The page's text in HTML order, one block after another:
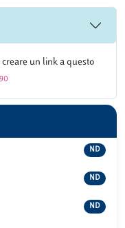
un link a questo
ND
ND
ND